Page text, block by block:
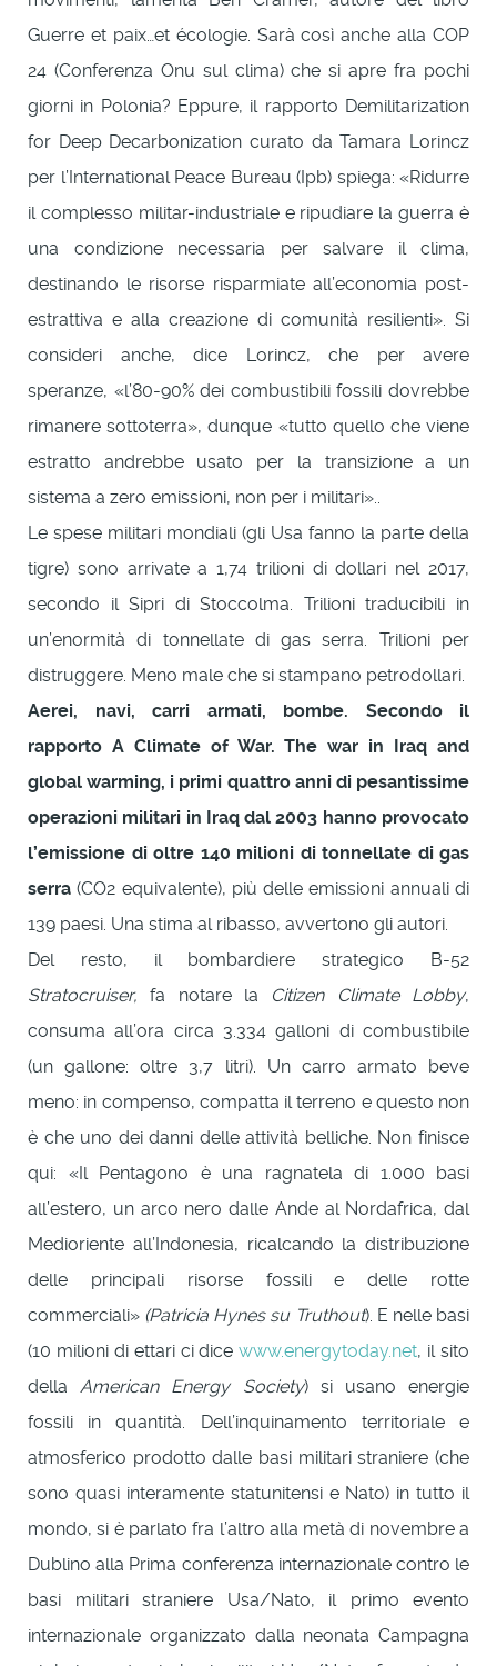
Guerre et paix…et écologie. Sarà così anche alla COP
24 (Conferenza Onu sul clima) che si apre fra pochi
giorni in Polonia? Eppure, il rapporto Demilitarization
for Deep Decarbonization curato da Tamara Lorincz
per l’International Peace Bureau (Ipb) spiega: «Ridurre
il complesso militar-industriale e ripudiare la guerra è
una condizione necessaria per salvare il clima,
destinando le risorse risparmiate all’economia post-
estrattiva e alla creazione di comunità resilienti». Si
consideri anche, dice Lorincz, che per avere
speranze, «l’80-90% dei combustibili fossili dovrebbe
rimanere sottoterra», dunque «tutto quello che viene
estratto andrebbe usato per la transizione a un
sistema a zero emissioni, non per i militari»..
Le spese militari mondiali (gli Usa fanno la parte della
tigre) sono arrivate a 1,74 trilioni di dollari nel 2017,
secondo il Sipri di Stoccolma. Trilioni traducibili in
un’enormità di tonnellate di gas serra. Trilioni per
distruggere. Meno male che si stampano petrodollari.
Aerei, navi, carri armati, bombe. Secondo il
rapporto A Climate of War. The war in Iraq and
global warming, i primi quattro anni di pesantissime
operazioni militari in Iraq dal 2003 hanno provocato
l’emissione di oltre 140 milioni di tonnellate di gas
serra (CO2 equivalente), più delle emissioni annuali di
139 paesi. Una stima al ribasso, avvertono gli autori.
Del resto, il bombardiere strategico B-52
Stratocruiser, fa notare la Citizen Climate Lobby,
consuma all’ora circa 3.334 galloni di combustibile
(un gallone: oltre 3,7 litri). Un carro armato beve
meno: in compenso, compatta il terreno e questo non
è che uno dei danni delle attività belliche. Non finisce
qui: «Il Pentagono è una ragnatela di 1.000 basi
all’estero, un arco nero dalle Ande al Nordafrica, dal
Medioriente all’Indonesia, ricalcando la distribuzione
delle principali risorse fossili e delle rotte
commerciali» (Patricia Hynes su Truthout). E nelle basi
(10 milioni di ettari ci dicewww.energytoday.net, il sito
della American Energy Society) si usano energie
fossili in quantità. Dell’inquinamento territoriale e
atmosferico prodotto dalle basi militari straniere (che
sono quasi interamente statunitensi e Nato) in tutto il
mondo, si è parlato fra l’altro alla metà di novembre a
Dublino alla Prima conferenza internazionale contro le
basi militari straniere Usa/Nato, il primo evento
internazionale organizzato dalla neonata Campagna